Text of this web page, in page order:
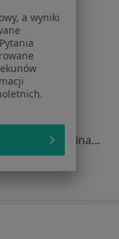
Jacek
Brak dostępnych specjalistów z wolnymi terminami w tym centrum medycznym.
a wyniki